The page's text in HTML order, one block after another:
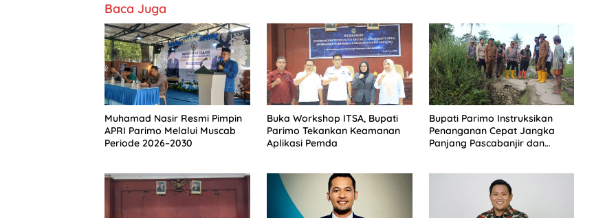
Baca Juga
Muhamad Nasir Resmi Pimpin
APRI Parimo Melalui Muscab
Periode 2026–2030
Buka Workshop ITSA, Bupati
Parimo Tekankan Keamanan
Aplikasi Pemda
Bupati Parimo Instruksikan
Penanganan Cepat Jangka
Panjang Pascabanjir dan